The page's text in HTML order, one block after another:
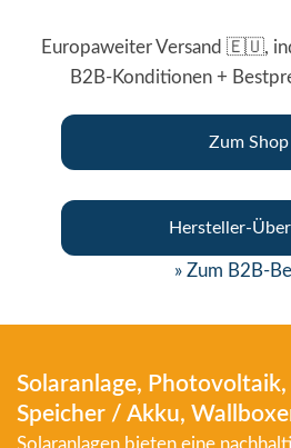
Europaweiter Versand 🇪🇺,
B2B-Konditionen +
Zum Shop
Hersteller-
» Zum B2B-
Solaranlage,
Speicher / Akku,
Solaranlagen bieten eine